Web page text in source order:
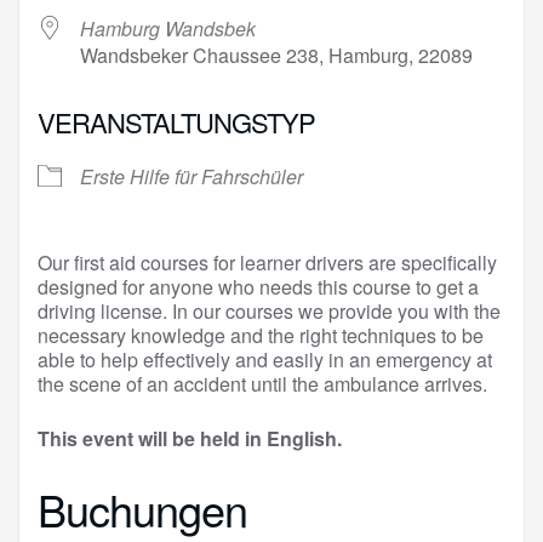
Hamburg Wandsbek
Wandsbeker Chaussee 238, Hamburg, 22089
VERANSTALTUNGSTYP
Erste Hilfe für Fahrschüler
Our first aid courses for learner drivers are specifically
designed for anyone who needs this course to get a
driving license. In our courses we provide you with the
necessary knowledge and the right techniques to be
able to help effectively and easily in an emergency at
the scene of an accident until the ambulance arrives.
This event will be held in English.
Buchungen